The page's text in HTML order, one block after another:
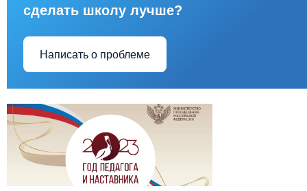
сделать школу лучше?
Написать о проблеме